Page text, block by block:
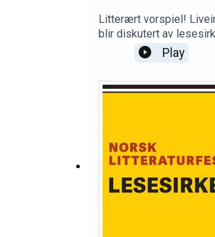
Litterært vorspiel!
blir diskutert av
Play